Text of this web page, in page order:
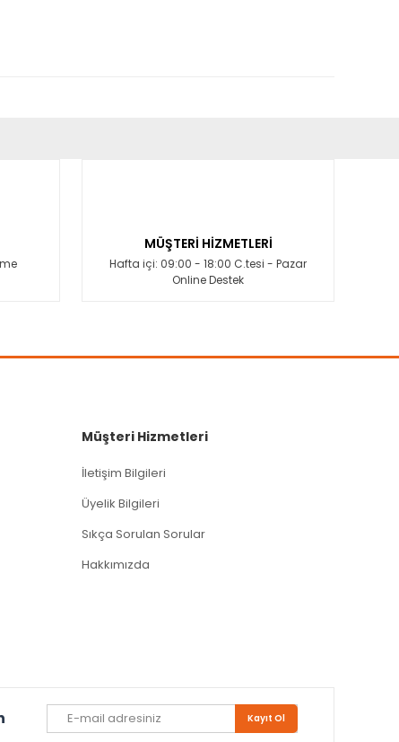
MÜŞTERİ HİZMETLERİ
Hafta içi: 09:00 - 18:00 C.tesi - Pazar
Online Destek
Müşteri Hizmetleri
İletişim Bilgileri
Üyelik Bilgileri
Sıkça Sorulan Sorular
Hakkımızda
Kayıt Ol